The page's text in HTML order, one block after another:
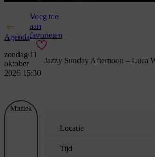
Agenda
Voeg toe
aan
favorieten
zondag 11
oktober
2026 15:30
Jazzy Sunday Afternoon – Luca
Muziek
Locatie
Tijd